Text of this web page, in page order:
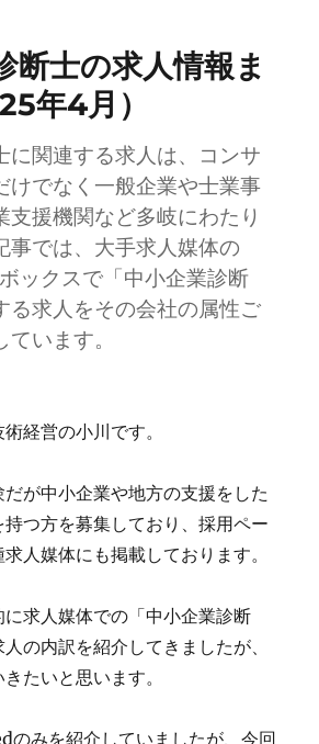
断士の求人情報ま
年4月）
に関連する求人は、コンサ
けでなく一般企業や士業事
支援機関など多岐にわたり
事では、大手求人媒体の
ックスで「中小企業診断
る求人をその会社の属性ご
います。
経営の小川です。
が中小企業や地方の支援をした
つ方を募集しており、採用ペー
人媒体にも掲載しております。
に求人媒体での「中小企業診断
の内訳を紹介してきましたが、
たいと思います。
のみを紹介していましたが、今回